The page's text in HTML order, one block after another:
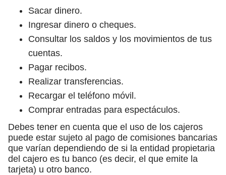
Sacar dinero.
Ingresar dinero o cheques.
Consultar los saldos y los movimientos de tus
cuentas.
Pagar recibos.
Realizar transferencias.
Recargar el teléfono móvil.
Comprar entradas para espectáculos.
Debes tener en cuenta que el uso de los cajeros
puede estar sujeto al pago de comisiones bancarias
que varían dependiendo de si la entidad propietaria
del cajero es tu banco (es decir, el que emite la
tarjeta) u otro banco.